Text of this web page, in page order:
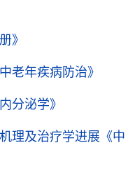
》
老年疾病防治》
内分泌学》
理及治疗学进展 《中